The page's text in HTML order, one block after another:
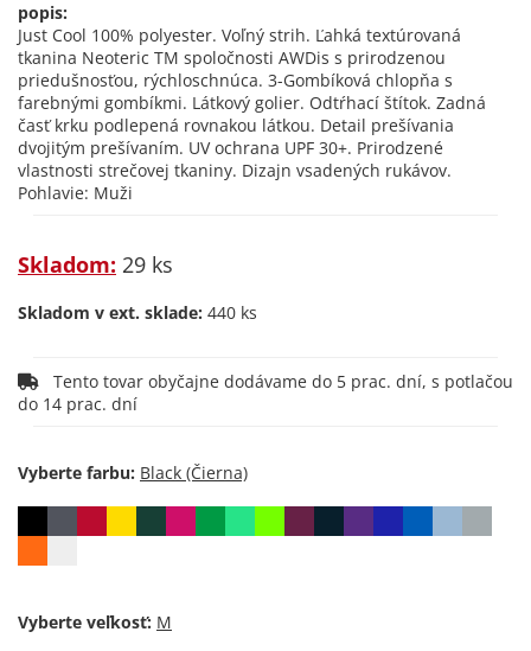
popis:
Just Cool 100% polyester. Voľný strih. Ľahká textúrovaná
tkanina Neoteric TM spoločnosti AWDis s prirodzenou
priedušnosťou, rýchloschnúca. 3-Gombíková chlopňa s
farebnými gombíkmi. Látkový golier. Odtŕhací štítok. Zadná
časť krku podlepená rovnakou látkou. Detail prešívania
dvojitým prešívaním. UV ochrana UPF 30+. Prirodzené
vlastnosti strečovej tkaniny. Dizajn vsadených rukávov.
Pohlavie: Muži
Skladom: 29 ks
Skladom v ext. sklade: 440 ks
do 14 prac. dní
Vyberte farbu:
Vyberte veľkosť: